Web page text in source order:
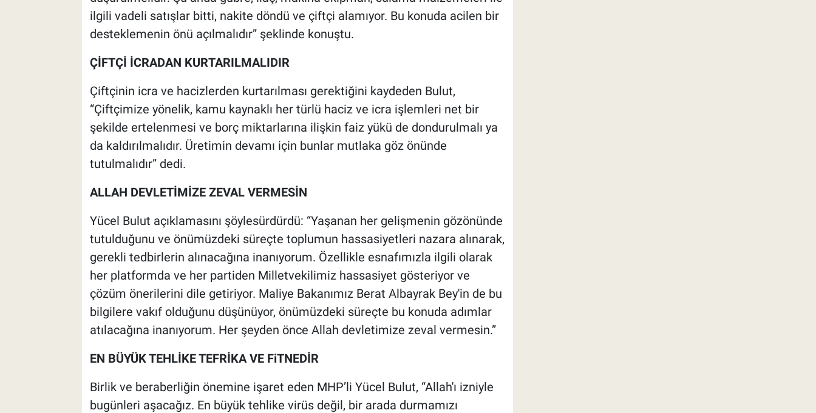
ilgili vadeli satışlar bitti, nakite döndü ve çiftçi alamıyor. Bu konuda acilen bir
desteklemenin önü açılmalıdır” şeklinde konuştu.
ÇİFTÇİ İCRADAN KURTARILMALIDIR
Çiftçinin icra ve hacizlerden kurtarılması gerektiğini kaydeden Bulut,
“Çiftçimize yönelik, kamu kaynaklı her türlü haciz ve icra işlemleri net bir
şekilde ertelenmesi ve borç miktarlarına ilişkin faiz yükü de dondurulmalı ya
da kaldırılmalıdır. Üretimin devamı için bunlar mutlaka göz önünde
tutulmalıdır” dedi.
ALLAH DEVLETİMİZE ZEVAL VERMESİN
Yücel Bulut açıklamasını şöylesürdürdü: “Yaşanan her gelişmenin gözönünde
tutulduğunu ve önümüzdeki süreçte toplumun hassasiyetleri nazara alınarak,
gerekli tedbirlerin alınacağına inanıyorum. Özellikle esnafımızla ilgili olarak
her platformda ve her partiden Milletvekilimiz hassasiyet gösteriyor ve
çözüm önerilerini dile getiriyor. Maliye Bakanımız Berat Albayrak Bey'in de bu
bilgilere vakıf olduğunu düşünüyor, önümüzdeki süreçte bu konuda adımlar
atılacağına inanıyorum. Her şeyden önce Allah devletimize zeval vermesin.”
EN BÜYÜK TEHLİKE TEFRİKA VE FiTNEDİR
Birlik ve beraberliğin önemine işaret eden MHP’li Yücel Bulut, “Allah'ı izniyle
bugünleri aşacağız. En büyük tehlike virüs değil, bir arada durmamızı